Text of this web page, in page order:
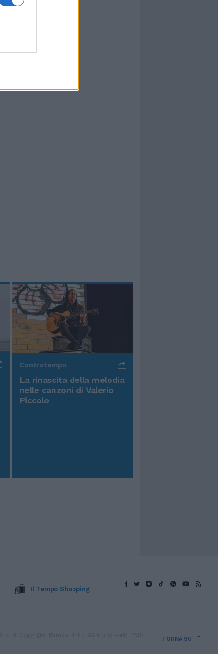
Controtempo
La rinascita della melodia
nelle canzoni di Valerio
Piccolo
Il Tempo Shopping
TORNA SU